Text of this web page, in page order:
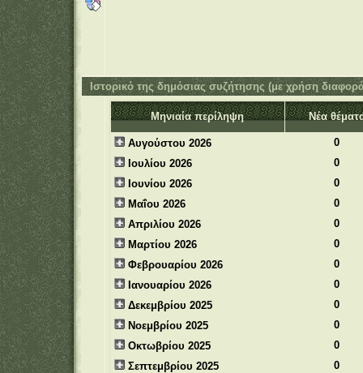
Ιστορικό της δημόσιας συζήτησης (με χρήση
Μηνιαία περίληψη Νέα
Αυγούστου 2026
0
Ιουλίου 2026
0
Ιουνίου 2026
0
Μαΐου 2026
0
Απριλίου 2026
0
Μαρτίου 2026
0
Φεβρουαρίου 2026
0
Ιανουαρίου 2026
0
Δεκεμβρίου 2025
0
Νοεμβρίου 2025
0
Οκτωβρίου 2025
0
Σεπτεμβρίου 2025
0